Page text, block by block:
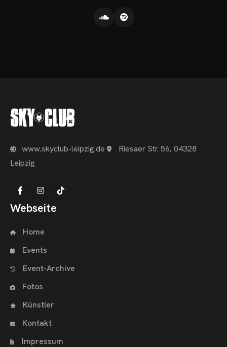
www.skyclub-leipzig.de
Riesaer Str. 56, 04328
Leipzig
Webseite
Home
Events
Event-Archive
Fotos
Künstler
Kontakt
Impressum